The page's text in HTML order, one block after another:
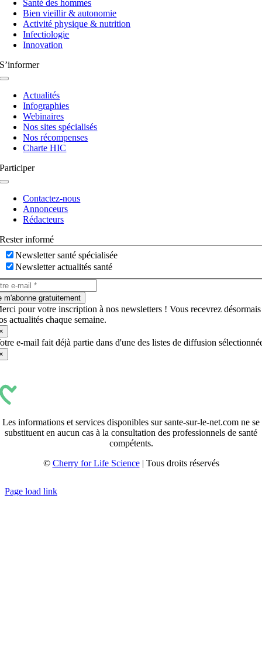
Santé des hommes
Bien vieillir & autonomie
Activité physique & nutrition
Infectiologie
Innovation
S’informer
Navigation
basculeActualités
Infographies
Webinaires
Nos sites spécialisés
Nos récompenses
Charte HIC
Participer
Navigation
basculeContactez-nous
Annonceurs
Rédacteurs
Rester informé
Newsletter santé spécialisée
Newsletter actualités santé
m'abonne gratuitement
pour votre inscription à nos newsletters ! Vous recevrez désormais
actualités chaque semaine.
e-mail fait déjà partie dans d'une des listes de diffusion
Les informations et services disponibles sur sante-sur-le-net.com ne se
substituent en aucun cas à la consultation des professionnels de santé
compétents.
© Cherry for Life Science| Tous droits réservés
Page load link